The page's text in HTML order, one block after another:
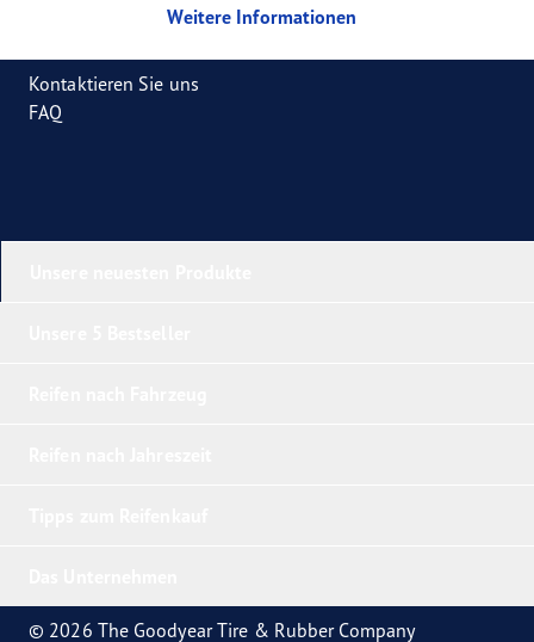
Weitere Informationen
Kontaktieren Sie uns
FAQ
© 2026 The Goodyear Tire & Rubber Company